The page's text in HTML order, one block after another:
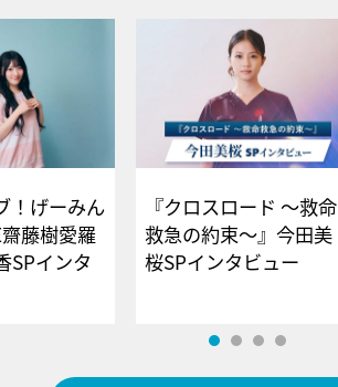
！げーみん
藤樹愛羅
SPインタ
『クロスロード ～救命
救急の約束～』今田美
桜SPインタビュー